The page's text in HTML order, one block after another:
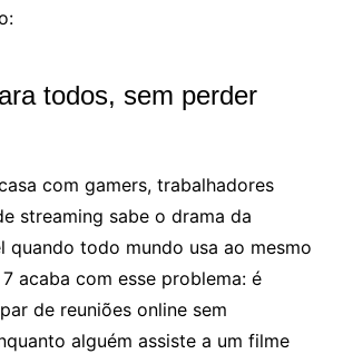
todos, sem perder
com gamers, trabalhadores
streaming sabe o drama da
quando todo mundo usa ao mesmo
acaba com esse problema: é
de reuniões online sem
alguém assiste a um filme